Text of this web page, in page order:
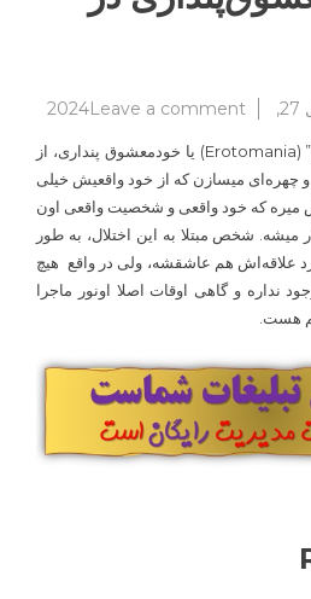
Leave a comment
on
در
افراد دارای بیماری “اروتومانیا” (Erotomania) یا خودمعشوق پنداری، از
میسازن که از خود واقعیش خیلی
میره که خود واقعی و شخصیت واقعی اون
شخص مبتلا به این اختلال، به طور
علاقه‌اش هم عاشقشه، ولی در واقع هیچ
نداره و گاهی اوقات اصلا اونور ماجرا
هست.